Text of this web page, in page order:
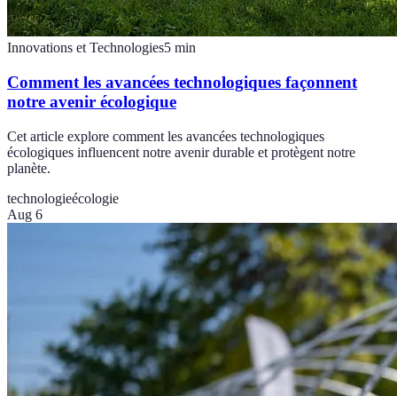
Innovations et Technologies5 min
Comment les avancées technologiques façonnent
notre avenir écologique
Cet article explore comment les avancées technologiques
écologiques influencent notre avenir durable et protègent notre
planète.
technologieécologie
Aug 6